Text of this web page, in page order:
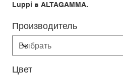
Luppi в ALTAGAMMA.
Производитель
Цвет